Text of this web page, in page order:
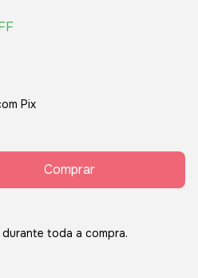
Pix
toda a compra.